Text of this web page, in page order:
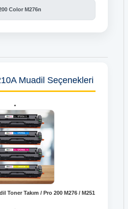
Color M276n
Muadil Seçenekleri
Toner Takım / Pro 200 M276 / M251